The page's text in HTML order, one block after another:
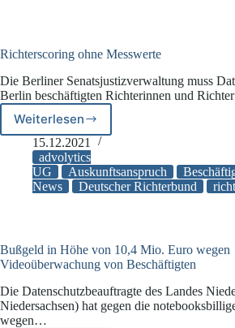
Richterscoring ohne Messwerte
Die Berliner Senatsjustizverwaltung muss
Berlin beschäftigten Richterinnen und
WeiterlesenRichterscoring
ohne
Messwerte
15.12.2021
advolytics
UG
Auskunftsanspruch
News
Deutscher Richterbund
Bußgeld in Höhe von 10,4 Mio. Euro wegen
Videoüberwachung von Beschäftigten
Die Datenschutzbeauftragte des Landes
Niedersachsen) hat gegen die
wegen…